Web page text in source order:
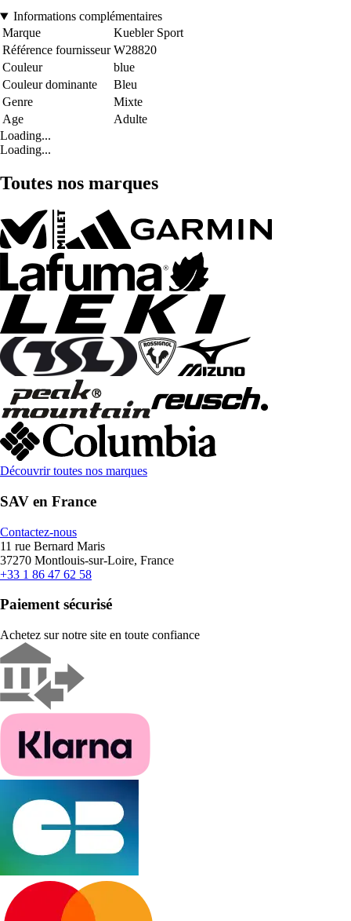
Informations complémentaires
Marque
Kuebler Sport
Référence fournisseur W28820
Couleur
blue
Couleur dominante
Bleu
Genre
Mixte
Age
Adulte
Loading...
Loading...
Toutes nos marques
Découvrir toutes nos marques
SAV en France
Contactez-nous
11 rue Bernard Maris
37270 Montlouis-sur-Loire, France
+33 1 86 47 62 58
Paiement sécurisé
Achetez sur notre site en toute confiance